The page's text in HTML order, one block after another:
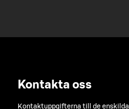
Kontakta oss
Kontaktuppgifterna till de enskilda